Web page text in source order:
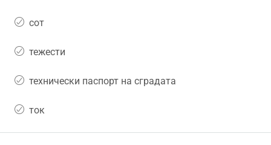
сот
тежести
технически паспорт на сградата
ток